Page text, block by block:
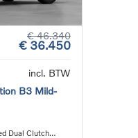
€ 46.340
€ 36.450
incl. BTW
B3 Mild-
Dual Clutch